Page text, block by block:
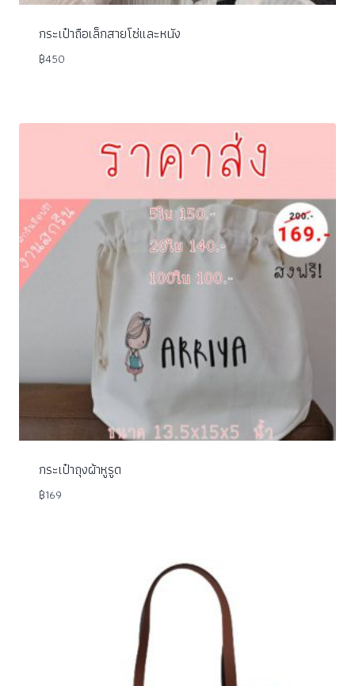
กระเป๋าถือเล็กสายโซ่และหนัง
฿450
กระเป๋าถุงผ้าหูรูด
฿169